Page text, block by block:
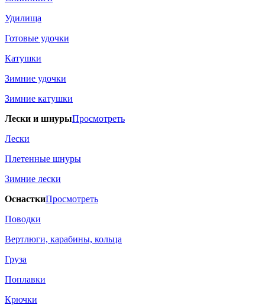
Удилища
Готовые удочки
Катушки
Зимние удочки
Зимние катушки
Лески и шнурыПросмотреть
Лески
Плетенные шнуры
Зимние лески
ОснасткиПросмотреть
Поводки
Вертлюги, карабины, кольца
Груза
Поплавки
Крючки